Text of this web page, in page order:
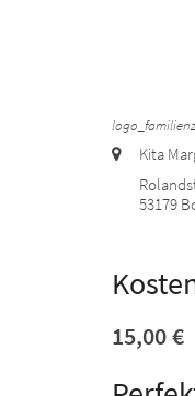
Ort:
Kita
53179
15,00 €